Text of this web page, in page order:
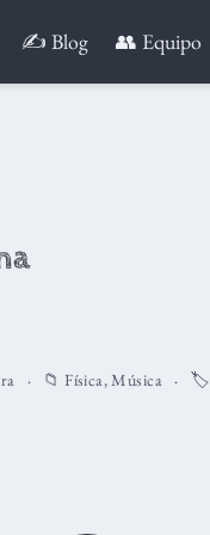
✍️ Blog 👥 Equipo
📁Física,Música 🏷️